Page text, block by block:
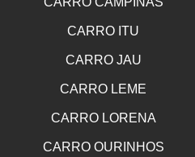
CARRO ITU
CARRO JAU
CARRO LEME
CARRO LORENA
CARRO OURINHOS